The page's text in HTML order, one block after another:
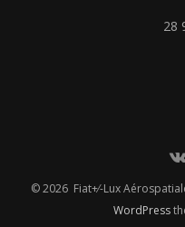
28
© 2026 Fiat+⁄-Lux
WordPress